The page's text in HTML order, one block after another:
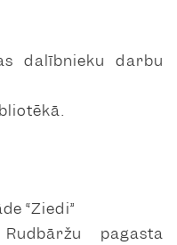
dalībnieku darbu
“Ziedi”
pagasta